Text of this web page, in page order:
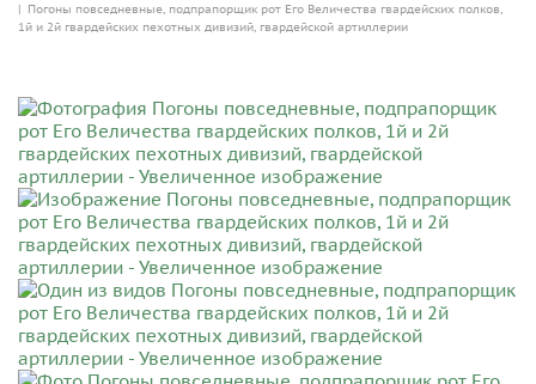
| Погоны повседневные, подпрапорщик рот Его Величества гвардейских полков,
1й и 2й гвардейских пехотных дивизий, гвардейской артиллерии